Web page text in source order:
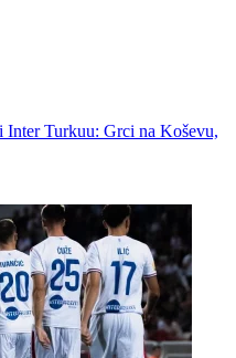
da ekipu vratimo u formu